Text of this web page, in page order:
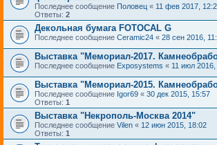
Последнее сообщение Половец « 11 фев 2017,
Ответы: 2
Декольная бумага FOTOCAL G
Последнее сообщение Ceramic24 « 28 сен 2016,
Выставка "Мемориал-2017.
Последнее сообщение Exposystems « 11 июл
Выставка "Мемориал-2015.
Последнее сообщение Igor69 « 30 дек 2015, 15:57
Ответы: 1
Выставка "Некрополь-Москва 2014"
Последнее сообщение Vilen « 12 июн 2015, 18:02
Ответы: 1